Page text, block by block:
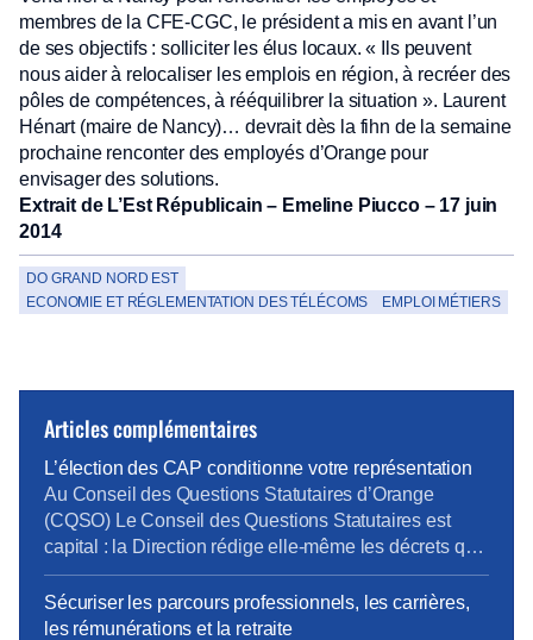
membres de la CFE-CGC, le président a mis en avant l’un
de ses objectifs : solliciter les élus locaux. « Ils peuvent
nous aider à relocaliser les emplois en région, à recréer des
pôles de compétences, à rééquilibrer la situation ». Laurent
Hénart (maire de Nancy)… devrait dès la fihn de la semaine
prochaine renconter des employés d’Orange pour
envisager des solutions.
Extrait de L’Est Républicain – Emeline Piucco – 17 juin
2014
DO GRAND NORD EST
ECONOMIE ET RÉGLEMENTATION DES TÉLÉCOMS
EMPLOI MÉTIERS
Articles complémentaires
L’élection des CAP conditionne votre représentation
Au Conseil des Questions Statutaires d’Orange
(CQSO) Le Conseil des Questions Statutaires est
capital : la Direction rédige elle-même les décrets qui
s’appliquent aux fonctionnaires de l’entreprise, avant
validation par le Ministère. La CFE-CGC et la CFTC
dénoncent ce fonctionnement, qui constitue une
Sécuriser les parcours professionnels, les carrières,
les rémunérations et la retraite